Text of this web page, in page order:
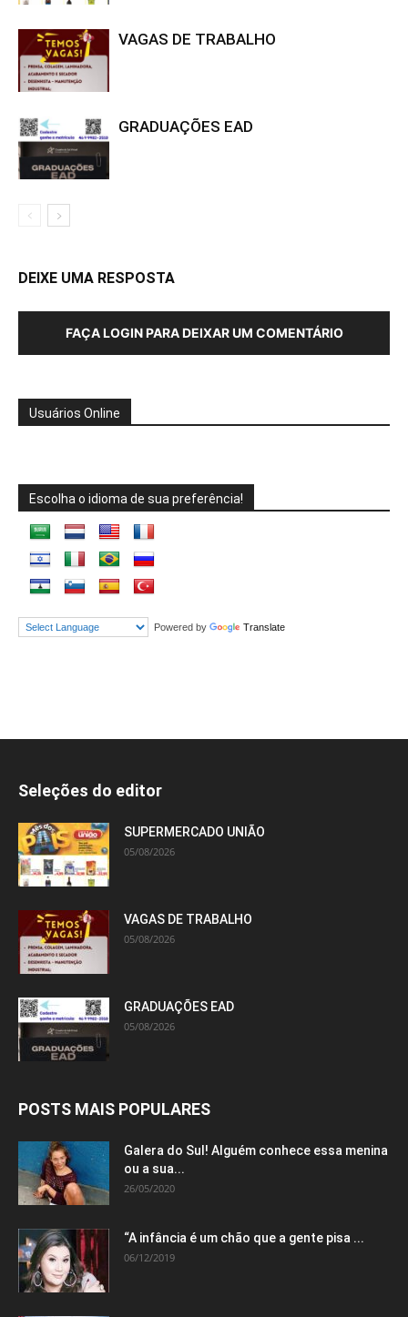
VAGAS DE TRABALHO
GRADUAÇÕES EAD
DEIXE UMA RESPOSTA
FAÇA LOGIN PARA DEIXAR UM COMENTÁRIO
Usuários Online
Escolha o idioma de sua preferência!
Powered by Translate
Seleções do editor
SUPERMERCADO UNIÃO
05/08/2026
VAGAS DE TRABALHO
05/08/2026
GRADUAÇÕES EAD
05/08/2026
POSTS MAIS POPULARES
Galera do Sul! Alguém conhece essa menina
ou a sua...
26/05/2020
“A infância é um chão que a gente pisa ...
06/12/2019